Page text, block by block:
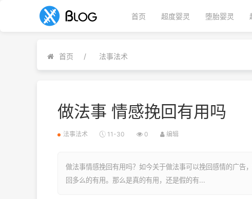
首页 超度婴灵 堕胎婴灵
首页 法事法术
做法事 情感挽回有用吗
法事法术 11-30 0 编辑
做法事情感挽回有用吗？如今关于做法事可以挽回感情的广告
回多么的有用。那么是真的有用，还是假的有...